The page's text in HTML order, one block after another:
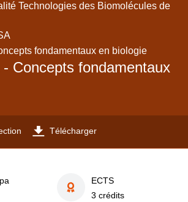
Technologies des Biomolécules de
fondamentaux en biologie
Concepts fondamentaux
Télécharger
ECTS
3 crédits